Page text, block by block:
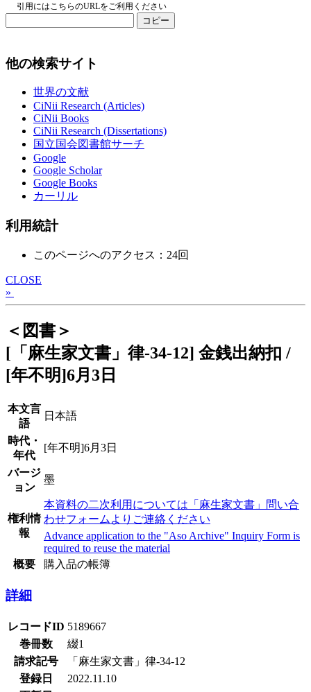
引用にはこちらのURLをご利用ください
コピー
他の検索サイト
世界の文献
CiNii Research (Articles)
CiNii Books
CiNii Research (Dissertations)
国立国会図書館サーチ
Google
Google Scholar
Google Books
カーリル
利用統計
このページへのアクセス：24回
CLOSE
»
＜図書＞
[「麻生家文書」律-34-12] 金銭出納扣 /
[年不明]6月3日
本文言
語
日本語
時代・
年代
[年不明]6月3日
バージ
ョン
墨
権利情
報
本資料の二次利用については「麻生家文書」問い合
わせフォームよりご連絡ください
Advance application to the "Aso Archive" Inquiry Form is
required to reuse the material
概要
購入品の帳簿
詳細
レコードID 5189667
巻冊数
綴1
請求記号
「麻生家文書」律-34-12
登録日
2022.11.10